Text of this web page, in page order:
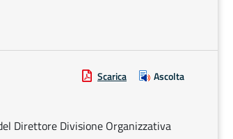
Scarica Ascolta
Direttore Divisione Organizzativa